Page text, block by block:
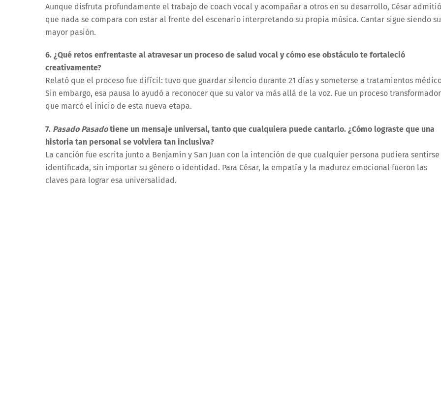
Aunque disfruta profundamente el trabajo de coach vocal y acompañar a otros en su desarrollo, César admitió
que nada se compara con estar al frente del escenario interpretando su propia música. Cantar sigue siendo su
mayor pasión.
6. ¿Qué retos enfrentaste al atravesar un proceso de salud vocal y cómo ese obstáculo te fortaleció
creativamente?
Relató que el proceso fue difícil: tuvo que guardar silencio durante 21 días y someterse a tratamientos
Sin embargo, esa pausa lo ayudó a reconocer que su valor va más allá de la voz. Fue un proceso transformador
que marcó el inicio de esta nueva etapa.
7. Pasado Pasadotiene un mensaje universal, tanto que cualquiera puede cantarlo. ¿Cómo lograste que una
historia tan personal se volviera tan inclusiva?
La canción fue escrita junto a Benjamín y San Juan con la intención de que cualquier persona pudiera sentirse
identificada, sin importar su género o identidad. Para César, la empatía y la madurez emocional fueron las
claves para lograr esa universalidad.